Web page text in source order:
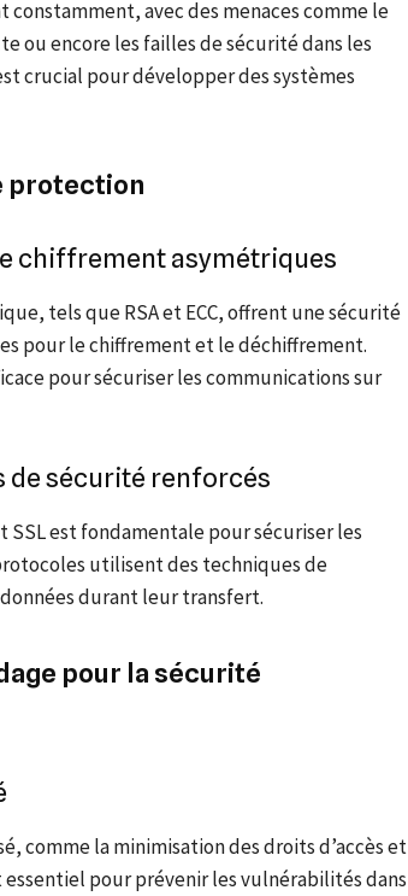
avec des menaces comme le
ou encore les failles de sécurité dans les
crucial pour développer des systèmes
protection
chiffrement asymétriques
tels que RSA et ECC, offrent une sécurité
pour le chiffrement et le déchiffrement.
pour sécuriser les communications sur
de sécurité renforcés
SSL est fondamentale pour sécuriser les
utilisent des techniques de
durant leur transfert.
pour la sécurité
comme la minimisation des droits d’accès et
pour prévenir les vulnérabilités dans